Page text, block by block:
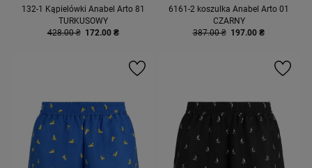
132-1 Kąpielówki Anabel Arto 81
TURKUSOWY
428.00 ₴ 172.00 ₴
6161-2 koszulka Anabel Arto 01
CZARNY
387.00 ₴ 197.00 ₴